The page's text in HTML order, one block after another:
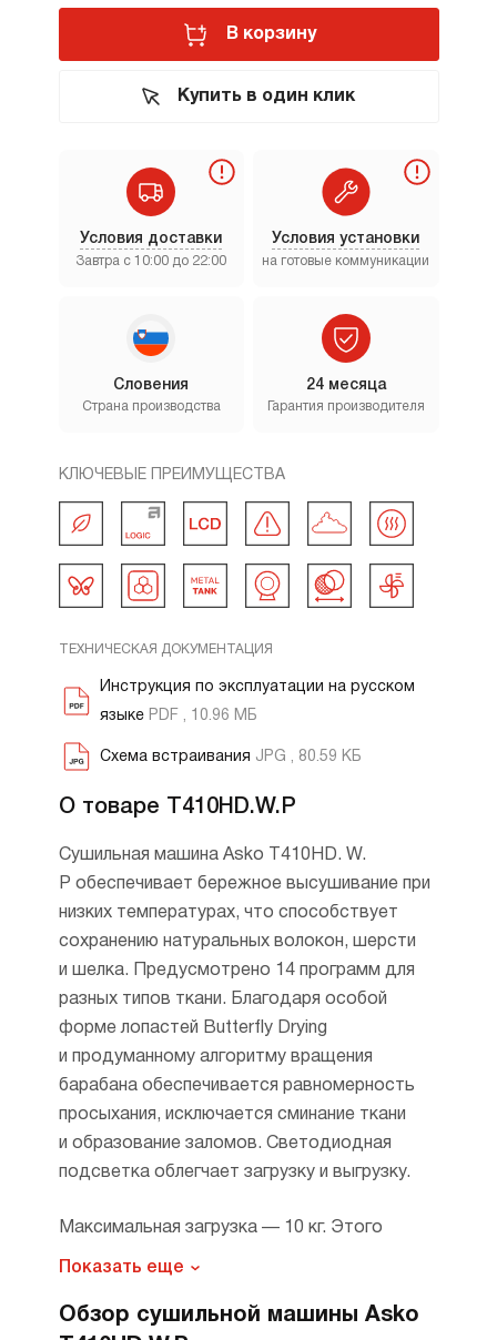
В корзину
Купить в один клик
Условия доставки
Завтра с 10:00 до 22:00
24 месяца
Гарантия производителя
Условия установки
на готовые коммуникации
Словения
Страна производства
КЛЮЧЕВЫЕ ПРЕИМУЩЕСТВА
ТЕХНИЧЕСКАЯ ДОКУМЕНТАЦИЯ
Инструкция по эксплуатации на русском
языке PDF , 10.96 МБ
Схема встраивания JPG , 80.59 КБ
О товаре T410HD.W.P
Сушильная машина Asko T410HD. W.
P обеспечивает бережное высушивание при
низких температурах, что способствует
сохранению натуральных волокон, шерсти
и шелка. Предусмотрено 14 программ для
разных типов ткани. Благодаря особой
форме лопастей Butterfly Drying
и продуманному алгоритму вращения
барабана обеспечивается равномерность
просыхания, исключается сминание ткани
и образование заломов. Светодиодная
подсветка облегчает загрузку и выгрузку.
Максимальная загрузка — 10 кг. Этого
достаточно для семьи с детьми. Управление
спереди. На экране отображается
Показать еще
Обзор сушильной машины Asko